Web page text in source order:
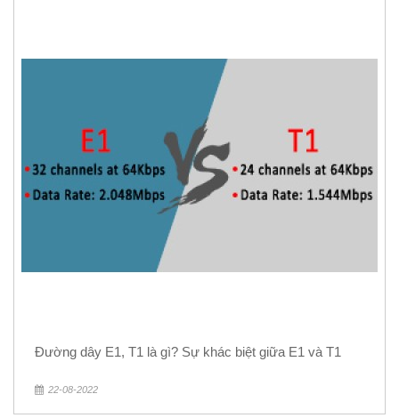
Đường dây E1, T1 là gì? Sự khác biệt giữa E1 và T1
22-08-2022